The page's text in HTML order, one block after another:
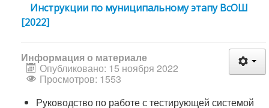
Инструкции по муниципальному этапу ВсОШ
[2022]
Информация о материале
Опубликовано: 15 ноября 2022
Просмотров: 1553
Руководство по работе с тестирующей системой